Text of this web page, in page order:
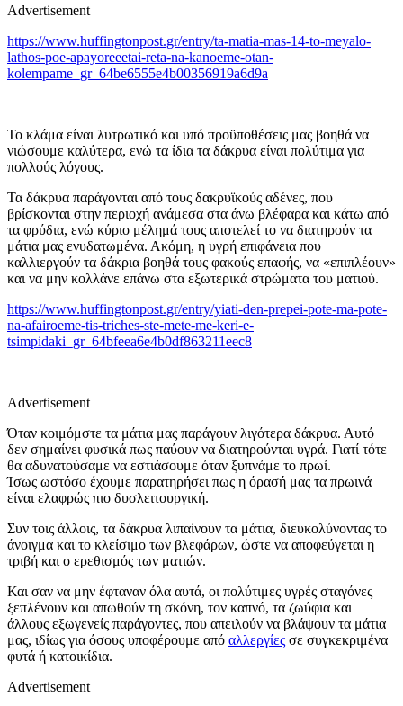
Advertisement
https://www.huffingtonpost.gr/entry/ta-matia-mas-14-to-meyalo-
lathos-poe-apayoreeetai-reta-na-kanoeme-otan-
kolempame_gr_64be6555e4b00356919a6d9a
Το κλάμα είναι λυτρωτικό και υπό προϋποθέσεις μας βοηθά να
νιώσουμε καλύτερα, ενώ τα ίδια τα δάκρυα είναι πολύτιμα για
πολλούς λόγους.
Τα δάκρυα παράγονται από τους δακρυϊκούς αδένες, που
βρίσκονται στην περιοχή ανάμεσα στα άνω βλέφαρα και κάτω από
τα φρύδια, ενώ κύριο μέλημά τους αποτελεί το να διατηρούν τα
μάτια μας ενυδατωμένα. Ακόμη, η υγρή επιφάνεια που
καλλιεργούν τα δάκρια βοηθά τους φακούς επαφής, να «επιπλέουν»
και να μην κολλάνε επάνω στα εξωτερικά στρώματα του ματιού.
https://www.huffingtonpost.gr/entry/yiati-den-prepei-pote-ma-pote-
na-afairoeme-tis-triches-ste-mete-me-keri-e-
tsimpidaki_gr_64bfeea6e4b0df863211eec8
Advertisement
Όταν κοιμόμστε τα μάτια μας παράγουν λιγότερα δάκρυα. Αυτό
δεν σημαίνει φυσικά πως παύουν να διατηρούνται υγρά. Γιατί τότε
θα αδυνατούσαμε να εστιάσουμε όταν ξυπνάμε το πρωί.
Ίσως ωστόσο έχουμε παρατηρήσει πως η όρασή μας τα πρωινά
είναι ελαφρώς πιο δυσλειτουργική.
Συν τοις άλλοις, τα δάκρυα λιπαίνουν τα μάτια, διευκολύνοντας το
άνοιγμα και το κλείσιμο των βλεφάρων, ώστε να αποφεύγεται η
τριβή και ο ερεθισμός των ματιών.
Και σαν να μην έφταναν όλα αυτά, οι πολύτιμες υγρές σταγόνες
ξεπλένουν και απωθούν τη σκόνη, τον καπνό, τα ζωύφια και
άλλους εξωγενείς παράγοντες, που απειλούν να βλάψουν τα μάτια
μας, ιδίως για όσους υποφέρουμε από αλλεργίες σε συγκεκριμένα
φυτά ή κατοικίδια.
Advertisement